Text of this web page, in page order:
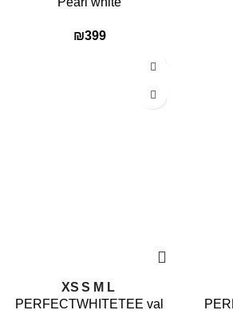
₪399
L
M
S
XS
PERFECTWHITETEE val